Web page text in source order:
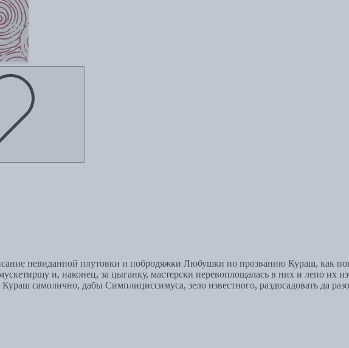
невиданной плутовки и побродяжки Любушки по прозванию Кураш, как
и, наконец, за цыганку, мастерски перевоплощалась в них и лепо их
самолично, дабы Симплициссимуса, зело известного, раздосадовать да